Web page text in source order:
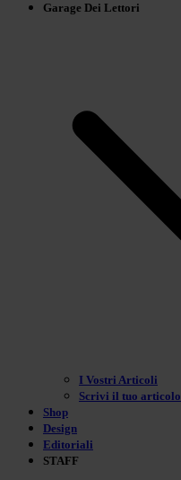
Garage Dei Lettori
I Vostri Articoli
Scrivi il tuo articolo
Shop
Design
Editoriali
STAFF